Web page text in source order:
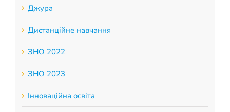
Джура
Дистанційне навчання
ЗНО 2022
ЗНО 2023
Інноваційна освіта